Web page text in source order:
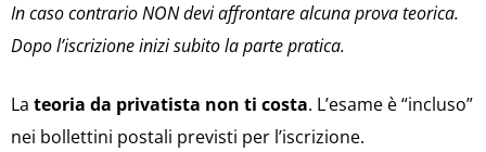
In caso contrario NON devi affrontare alcuna prova teorica.
Dopo l’iscrizione inizi subito la parte pratica.
La teoria da privatista non ti costa. L’esame è “incluso”
nei bollettini postali previsti per l’iscrizione.